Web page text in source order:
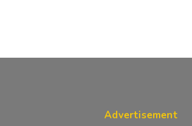
Advertisement